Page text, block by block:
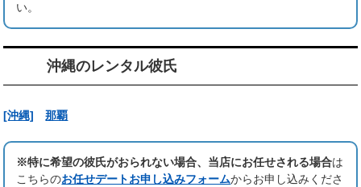
い。
沖縄のレンタル彼氏
[沖縄] 那覇
※特に希望の彼氏がおられない場合、当店にお任せされる場合は
こちらのお任せデートお申し込みフォームからお申し込みくださ